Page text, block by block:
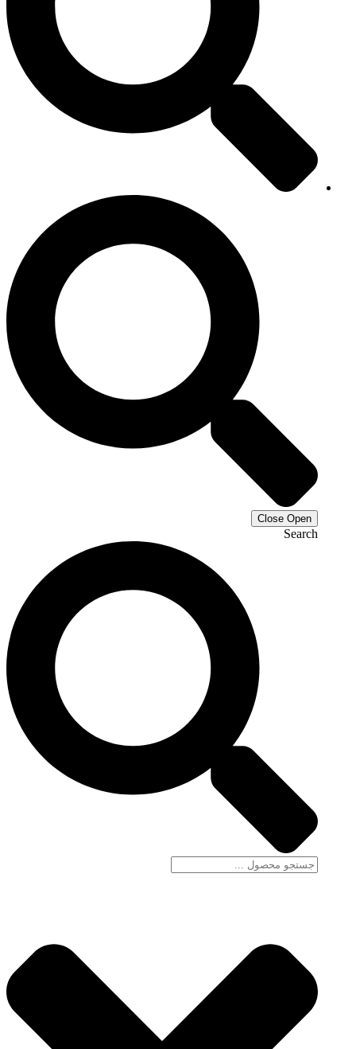
Close Open
Search